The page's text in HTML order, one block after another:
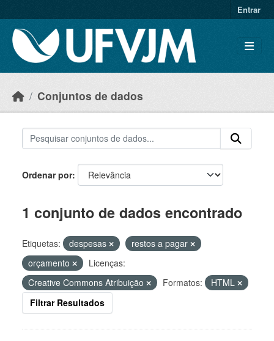
Entrar
Conjuntos de dados
Ordenar por
1 conjunto de dados encontrado
Etiquetas: despesas
restos a pagar
orçamento
Licenças:
Creative Commons Atribuição
Formatos:
HTML
Filtrar Resultados